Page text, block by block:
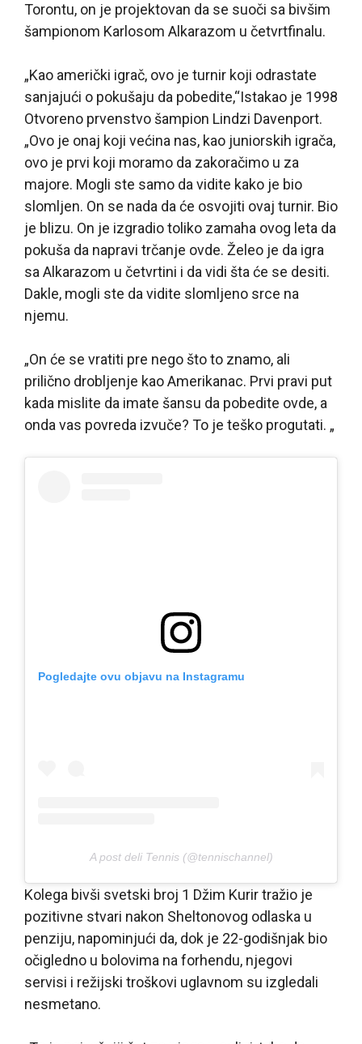
Torontu, on je projektovan da se suoči sa bivšim
šampionom Karlosom Alkarazom u četvrtfinalu.
„Kao američki igrač, ovo je turnir koji odrastate
sanjajući o pokušaju da pobedite,“Istakao je 1998
Otvoreno prvenstvo šampion Lindzi Davenport.
„Ovo je onaj koji većina nas, kao juniorskih igrača,
ovo je prvi koji moramo da zakoračimo u za
majore. Mogli ste samo da vidite kako je bio
slomljen. On se nada da će osvojiti ovaj turnir. Bio
je blizu. On je izgradio toliko zamaha ovog leta da
pokuša da napravi trčanje ovde. Želeo je da igra
sa Alkarazom u četvrtini i da vidi šta će se desiti.
Dakle, mogli ste da vidite slomljeno srce na
njemu.
„On će se vratiti pre nego što to znamo, ali
prilično drobljenje kao Amerikanac. Prvi pravi put
kada mislite da imate šansu da pobedite ovde, a
onda vas povreda izvuče? To je teško progutati. „
Pogledajte ovu objavu na Instagramu
A post deli Tennis (@tennischannel)
Kolega bivši svetski broj 1 Džim Kurir tražio je
pozitivne stvari nakon Sheltonovog odlaska u
penziju, napominjući da, dok je 22-godišnjak bio
očigledno u bolovima na forhendu, njegovi
servisi i režijski troškovi uglavnom su izgledali
nesmetano.